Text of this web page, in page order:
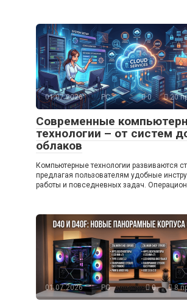
01.07.2026 PC 0 20
Современные
технологии – от систем
облаков
Компьютерные технологии развиваются
предлагая пользователям удобные
работы и повседневных задач.
01.07.2026 PC 0 8